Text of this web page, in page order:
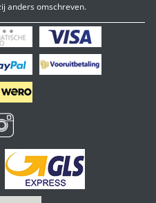
anders omschreven.